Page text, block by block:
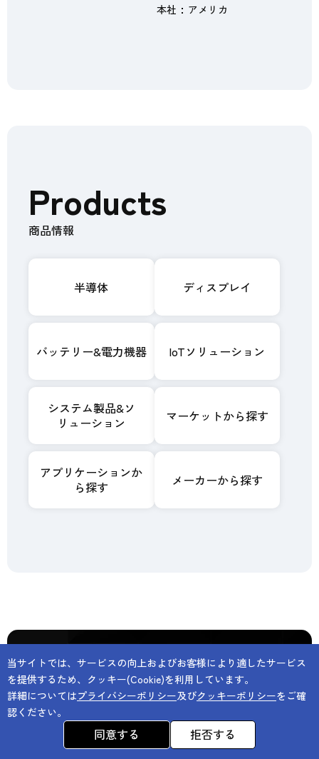
本社 アメリカ
Products
商品情報
半導体 ディスプレイ
バッテリー&電力機器 IoTソリューション
システム製品&ソ
リューション
マーケットから探す
アプリケーションか
ら探す
メーカーから探す
採用情報
プライバシーポリシー
クッキーポリシー
アクセシビリティポリシー
当サイトでは、サービスの向上およびお客様により適したサービス
を提供するため、クッキー(Cookie)を利用しています。
詳細についてはプライバシーポリシー及びクッキーポリシーをご確
認ください。
同意する 拒否する